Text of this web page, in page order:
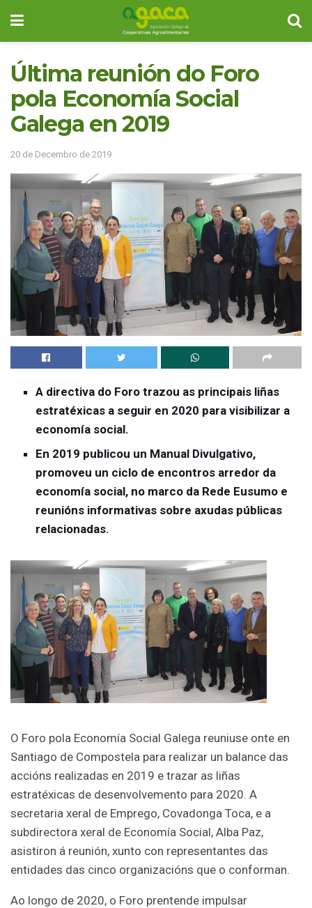
Última reunión do Foro
pola Economía Social
Galega en 2019
20 de Decembro de 2019
A directiva do Foro trazou as principais liñas
estratéxicas a seguir en 2020 para visibilizar a
economía social.
En 2019 publicou un Manual Divulgativo,
promoveu un ciclo de encontros arredor da
economía social, no marco da Rede Eusumo e
reunións informativas sobre axudas públicas
relacionadas.
O Foro pola Economía Social Galega reuniuse onte en
Santiago de Compostela para realizar un balance das
accións realizadas en 2019 e trazar as liñas
estratéxicas de desenvolvemento para 2020. A
secretaria xeral de Emprego, Covadonga Toca, e a
subdirectora xeral de Economía Social, Alba Paz,
asistiron á reunión, xunto con representantes das
entidades das cinco organizacións que o conforman.
Ao longo de 2020, o Foro prentende impulsar